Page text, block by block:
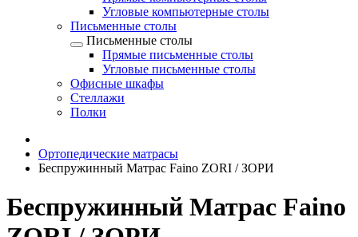
Угловые компьютерные столы
Письменные столы
Письменные столы
Прямые письменные столы
Угловые письменные столы
Офисные шкафы
Стеллажи
Полки
Ортопедические матрасы
Беспружинный Матрас Faino ZORI / ЗОРИ
Беспружинный Матрас Faino